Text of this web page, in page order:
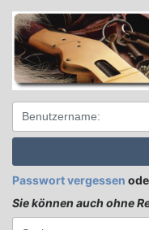
Passwort vergessen
Sie können auch ohne